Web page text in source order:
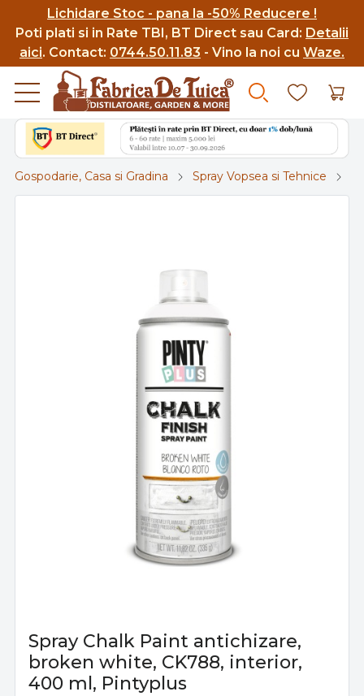
Lichidare Stoc - pana la -50% Reducere !
Poti plati si in Rate TBI, BT Direct sau Card: Detalii
aici. Contact: 0744.50.11.83 - Vino la noi cu Waze.
Gospodarie, Casa si Gradina Spray Vopsea si Tehnice
Spray Chalk Paint antichizare,
broken white, CK788, interior,
400 ml, Pintyplus